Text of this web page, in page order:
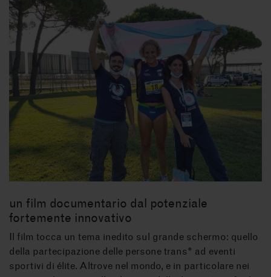
un film documentario dal potenziale
fortemente innovativo
Il film tocca un tema inedito sul grande schermo: quello
della partecipazione delle persone trans* ad eventi
sportivi di élite. Altrove nel mondo, e in particolare nei